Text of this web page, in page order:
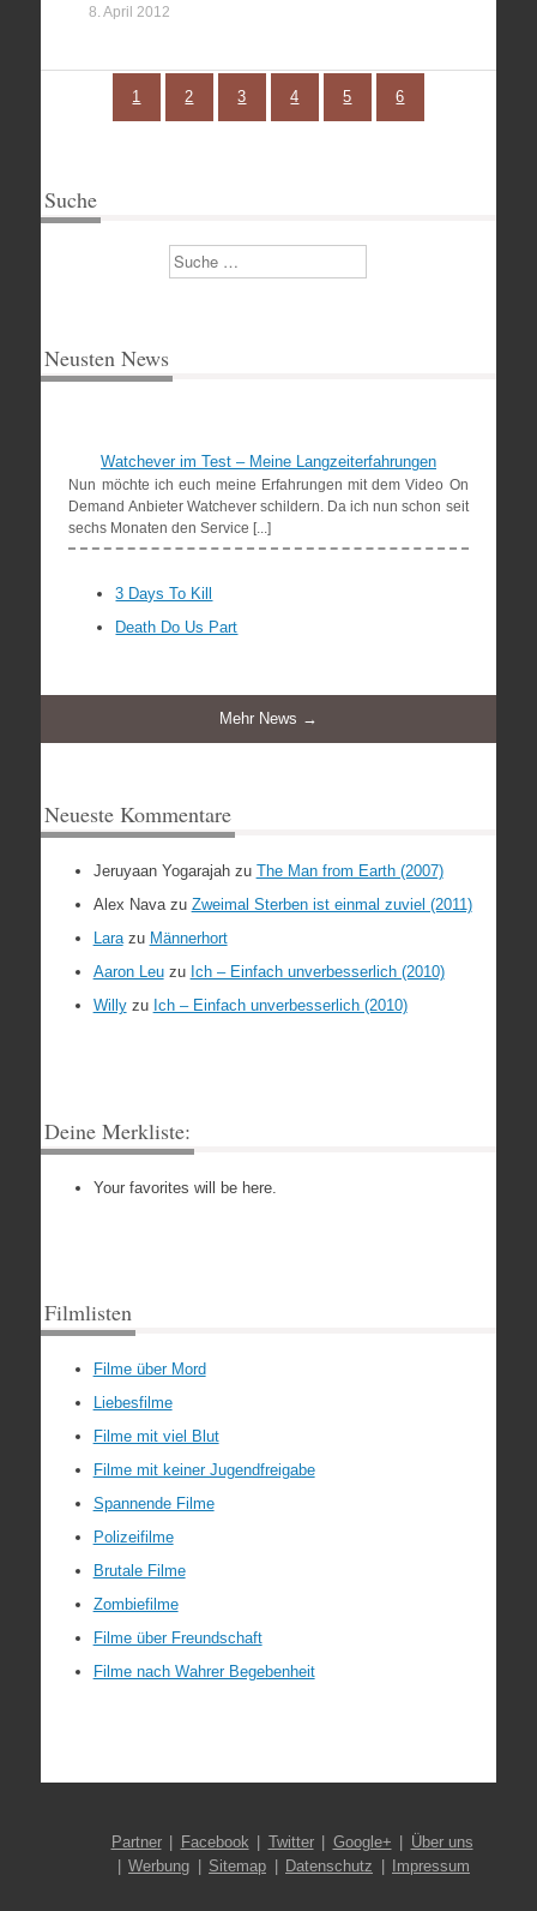
8. April 2012
1 2 3 4 5 6
Suche
Suchen
Neusten News
Watchever im Test – Meine Langzeiterfahrungen
Nun möchte ich euch meine Erfahrungen mit dem Video On
Demand Anbieter Watchever schildern. Da ich nun schon seit
sechs Monaten den Service [...]
3 Days To Kill
Death Do Us Part
Mehr News →
Neueste Kommentare
Jeruyaan Yogarajahzu The Man from Earth (2007)
Alex Navazu Zweimal Sterben ist einmal zuviel (2011)
Larazu Männerhort
Aaron Leuzu Ich – Einfach unverbesserlich (2010)
Willyzu Ich – Einfach unverbesserlich (2010)
Deine Merkliste:
Your favorites will be here.
Filmlisten
Filme über Mord
Liebesfilme
Filme mit viel Blut
Filme mit keiner Jugendfreigabe
Spannende Filme
Polizeifilme
Brutale Filme
Zombiefilme
Filme über Freundschaft
Filme nach Wahrer Begebenheit
Partner Facebook Twitter Google+
Über uns
Werbung
Sitemap Datenschutz Impressum